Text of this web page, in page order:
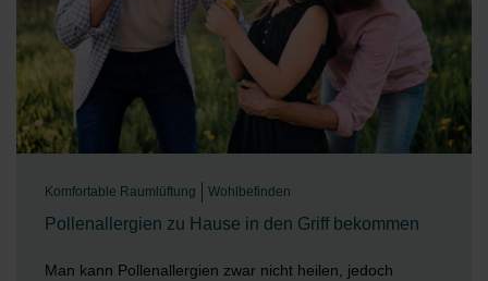
Komfortable Raumlüftung Wohlbefinden
Pollenallergien zu Hause in den Griff bekommen
Man kann Pollenallergien zwar nicht heilen, jedoch